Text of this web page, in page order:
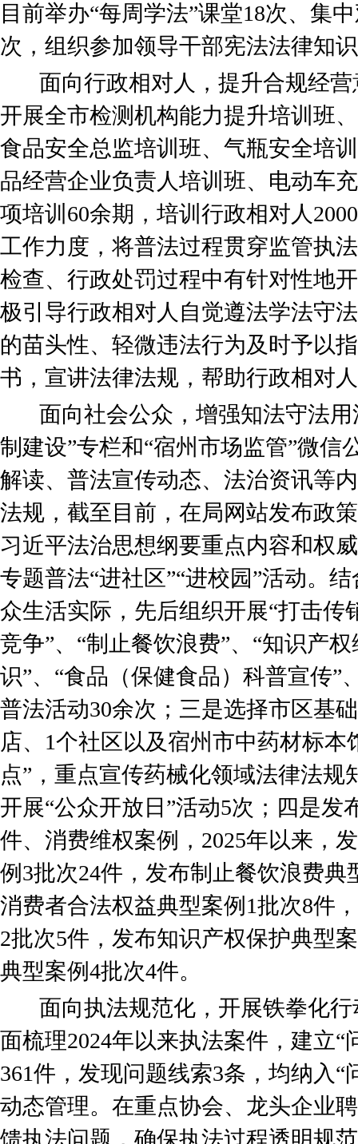
目前举办“每周学法”课堂18次、集
次，组织参加领导干部宪法法律知
面向行政相对人，提升合规经营
开展全市检测机构能力提升培训班
食品安全总监培训班、气瓶安全培
品经营企业负责人培训班、电动车
项培训60余期，培训行政相对人
工作力度，将普法过程贯穿监管执
检查、行政处罚过程中有针对性地
极引导行政相对人自觉遵法学法守
的苗头性、轻微违法行为及时予以
书，宣讲法律法规，帮助行政相对
面向社会公众，增强知法守法用
制建设”专栏和“宿州市场监管”微信
解读、普法宣传动态、法治资讯等
法规，截至目前，在局网站发布政
习近平法治思想纲要重点内容和权
专题普法“进社区”“进校园”活动。
众生活实际，先后组织开展“打击传
竞争”、“制止餐饮浪费”、“知识产
识”、“食品（保健食品）科普宣传”
普法活动30余次；三是选择市区基
店、1个社区以及宿州市中药材标本
点”，重点宣传药械化领域法律法
开展“公众开放日”活动5次；四是发
件、消费维权案例，2025年以来，
例3批次24件，发布制止餐饮浪费典
消费者合法权益典型案例1批次8件
2批次5件，发布知识产权保护典型
典型案例4批次4件。
面向执法规范化，开展铁拳化行
面梳理2024年以来执法案件，建立“
361件，发现问题线索3条，均纳入
动态管理。在重点协会、龙头企业
馈执法问题，确保执法过程透明规